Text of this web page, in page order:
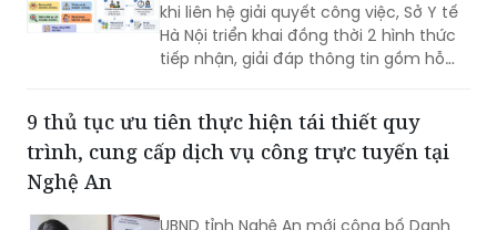
khi liên hệ giải quyết công việc, Sở Y tế
Hà Nội triển khai đồng thời 2 hình thức
tiếp nhận, giải đáp thông tin gồm hỗ
9 thủ tục ưu tiên thực hiện tái thiết quy
trình, cung cấp dịch vụ công trực tuyến tại
Nghệ An
UBND tỉnh Nghệ An mới công bố Danh